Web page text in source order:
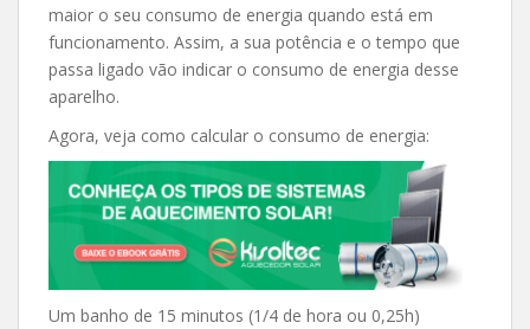
maior o seu consumo de energia quando está em
funcionamento. Assim, a sua potência e o tempo que
passa ligado vão indicar o consumo de energia desse
aparelho.
Agora, veja como calcular o consumo de energia:
Um banho de 15 minutos (1/4 de hora ou 0,25h)